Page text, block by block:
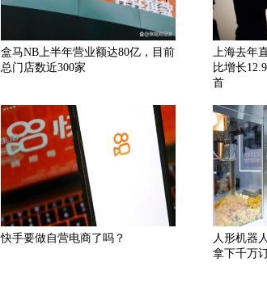
盒马NB上半年营业额达80亿，目前
总门店数近300家
上海去年
比增长
首
快手要做自营电商了吗？
人形机器
拿下千万